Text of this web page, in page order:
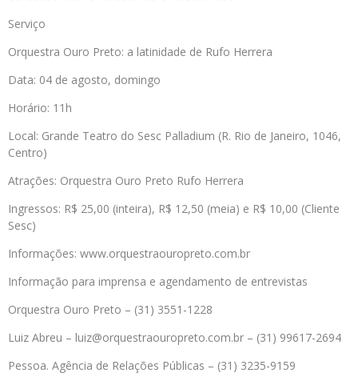
Serviço
Orquestra Ouro Preto: a latinidade de Rufo Herrera
Data: 04 de agosto, domingo
Horário: 11h
Local: Grande Teatro do Sesc Palladium (R. Rio de Janeiro, 1046,
Centro)
Atrações: Orquestra Ouro Preto Rufo Herrera
Ingressos: R$ 25,00 (inteira), R$ 12,50 (meia) e R$ 10,00 (Cliente
Sesc)
Informações: www.orquestraouropreto.com.br
Informação para imprensa e agendamento de entrevistas
Orquestra Ouro Preto – (31) 3551-1228
Luiz Abreu – luiz@orquestraouropreto.com.br – (31) 99617-2694
Pessoa. Agência de Relações Públicas – (31) 3235-9159